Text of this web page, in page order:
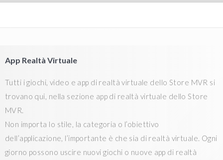
App Realtà Virtuale
Tutti i giochi, video e app di realtà virtuale dello Store MVR si
trovano qui, nella sezione app di realtà virtuale dello Store
MVR.
Non importa lo stile, la categoria o l’obiettivo
dell’applicazione, l’importante è che sia di realtà virtuale. Ogni
giorno possono uscire nuovi giochi o nuove app di realtà